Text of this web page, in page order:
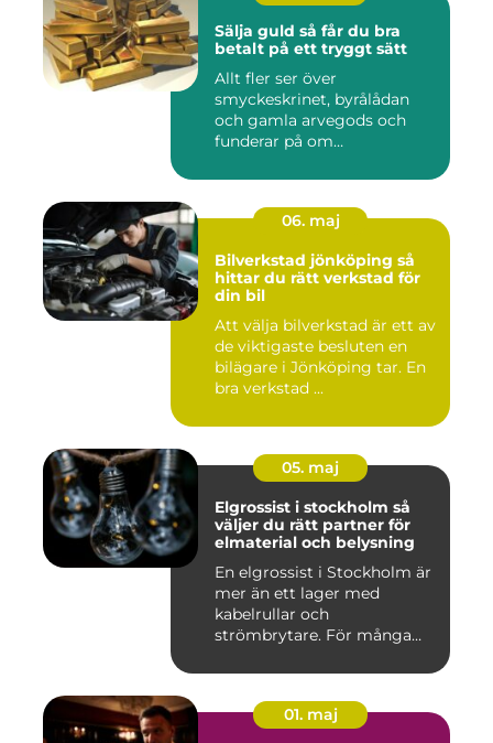
Sälja guld så får du bra
betalt på ett tryggt sätt
Allt fler ser över
smyckeskrinet, byrålådan
och gamla arvegods och
funderar på om
06. maj
Bilverkstad jönköping så
hittar du rätt verkstad för
din bil
Att välja bilverkstad är ett av
de viktigaste besluten en
bilägare i Jönköping tar. En
bra verkstad ...
05. maj
Elgrossist i stockholm så
väljer du rätt partner för
elmaterial och belysning
En elgrossist i Stockholm är
mer än ett lager med
kabelrullar och
strömbrytare. För många
01. maj